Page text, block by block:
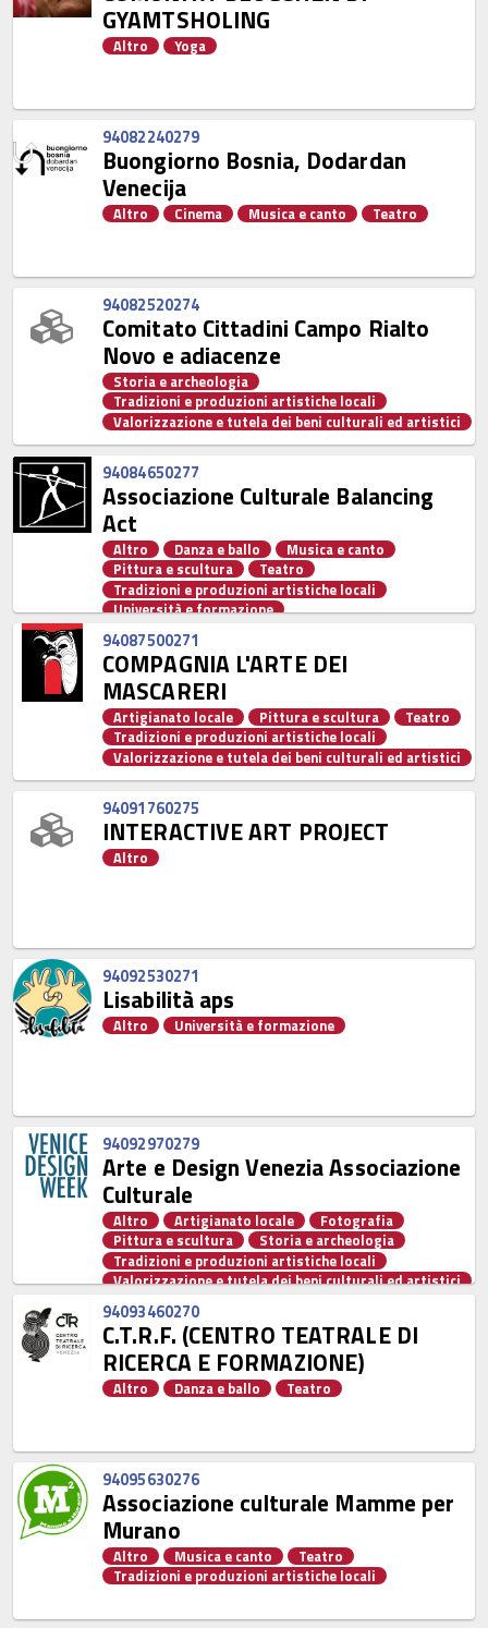
GYAMTSHOLING
Altro Yoga
94082240279
Buongiorno Bosnia, Dodardan
Venecija
Altro Cinema Musica e canto Teatro
94082520274
Comitato Cittadini Campo Rialto
Novo e adiacenze
Storia e archeologia
Tradizioni e produzioni artistiche locali
Valorizzazione e tutela dei beni culturali ed artistici
94084650277
Associazione Culturale Balancing
Act
Altro Danza e ballo
Musica e canto
Pittura e scultura
Teatro
Tradizioni e produzioni artistiche locali
Università e formazione
Valorizzazione e tutela dei beni culturali ed artistici
94087500271
COMPAGNIA L'ARTE DEI
MASCARERI
Artigianato locale Pittura e scultura
Teatro
Tradizioni e produzioni artistiche locali
Valorizzazione e tutela dei beni culturali ed artistici
94091760275
INTERACTIVE ART PROJECT
Altro
94092530271
Lisabilità aps
Altro Università e formazione
94092970279
Arte e Design Venezia Associazione
Culturale
Altro Artigianato locale
Fotografia
Pittura e scultura
Storia e archeologia
Tradizioni e produzioni artistiche locali
Valorizzazione e tutela dei beni culturali ed artistici
94093460270
C.T.R.F. (CENTRO TEATRALE DI
RICERCA E FORMAZIONE)
Altro Danza e ballo Teatro
94095630276
Associazione culturale Mamme per
Murano
Altro Musica e canto
Teatro
Tradizioni e produzioni artistiche locali